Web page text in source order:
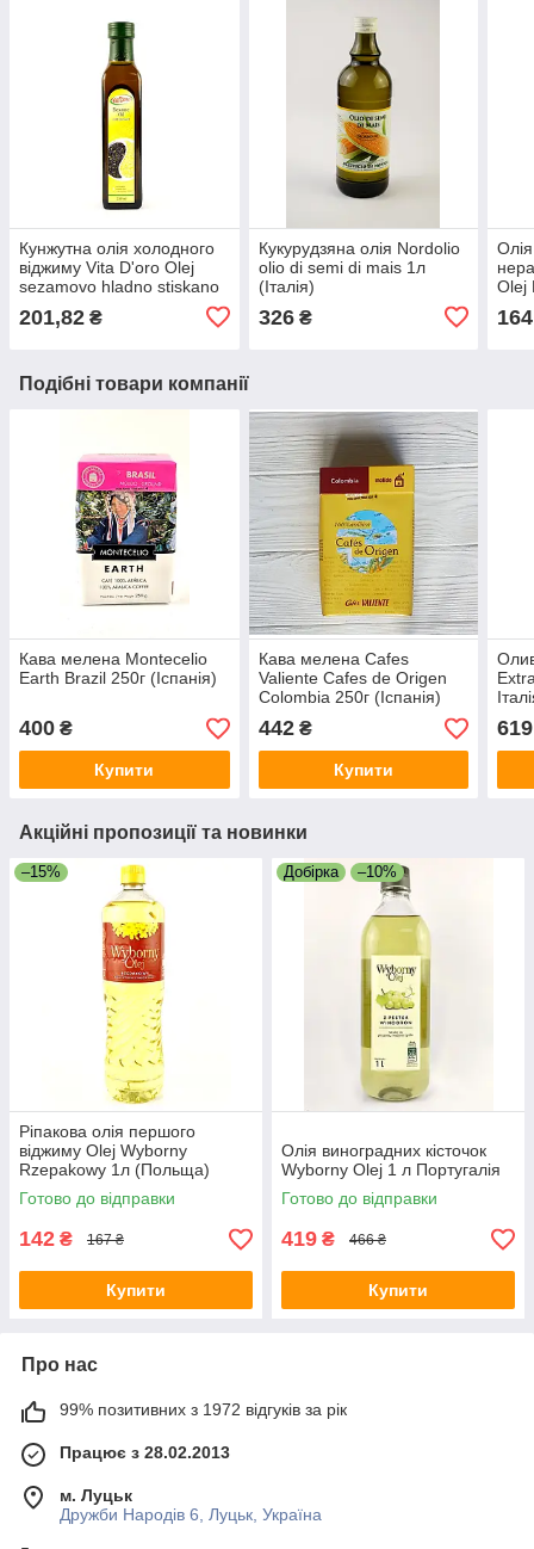
Кунжутна олія холодного
віджиму Vita D'oro Olej
sezamovo hladno stiskano
201,82 ₴
Кукурудзяна олія Nordolio
olio di semi di mais 1л
(Італія)
326₴
Olej
Подібні товари компанії
Кава мелена Montecelio
Earth Brazil 250г (Іспанія)
400 ₴
Купити
Кава мелена Cafes
Valiente Cafes de Origen
Colombia 250г (Іспанія)
442₴
Купити
Акційні пропозиції та новинки
–15%
Ріпакова олія першого
віджиму Olej Wyborny
Rzepakowy 1л (Польща)
Готово до відправки
142 ₴ 167 ₴
Купити
Добірка –10%
Олія виноградних кісточок
Wyborny Olej 1 л Португалія
Готово до відправки
419 ₴ 466 ₴
Купити
Про нас
99% позитивних з 1972 відгуків за рік
Працює з 28.02.2013
м. Луцьк
Дружби Народів 6, Луцьк, Україна